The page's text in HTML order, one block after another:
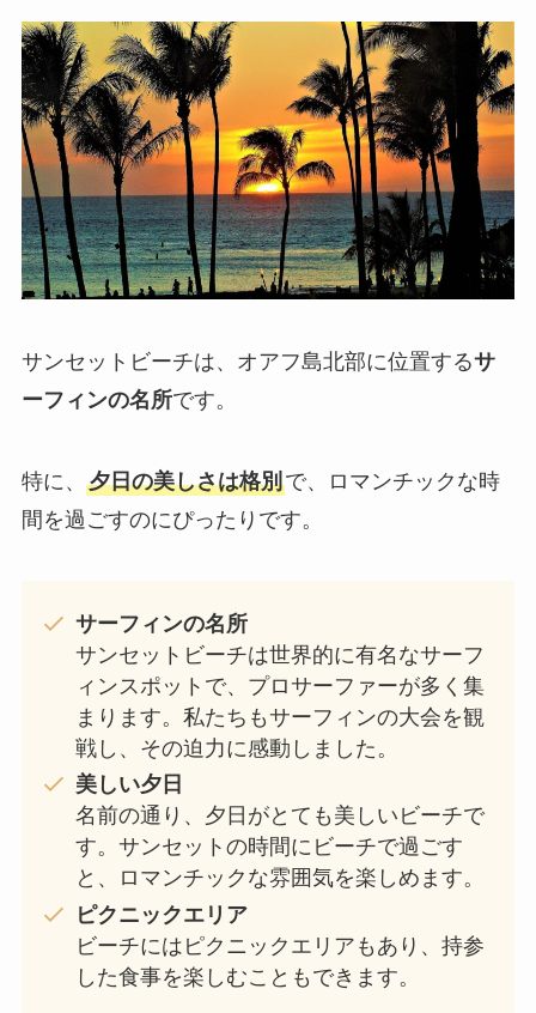
サンセットビーチは、オアフ島北部に位置するサ
ーフィンの名所です。
特に、 夕日の美しさは格別で、ロマンチックな時
間を過ごすのにぴったりです。
サーフィンの名所
サンセットビーチは世界的に有名なサーフ
ィンスポットで、プロサーファーが多く集
まります。私たちもサーフィンの大会を観
戦し、その迫力に感動しました。
美しい夕日
名前の通り、夕日がとても美しいビーチで
す。サンセットの時間にビーチで過ごす
と、ロマンチックな雰囲気を楽しめます。
ピクニックエリア
ビーチにはピクニックエリアもあり、持参
した食事を楽しむこともできます。